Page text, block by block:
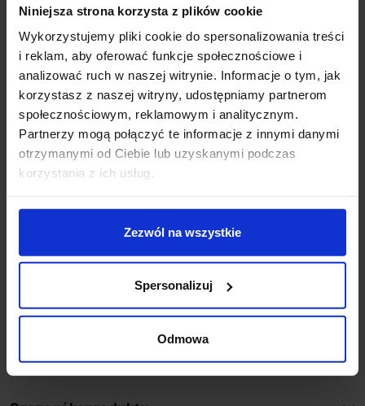
Niniejsza strona korzysta z plików cookie
Wykorzystujemy pliki cookie do spersonalizowania treści
i reklam, aby oferować funkcje społecznościowe i
analizować ruch w naszej witrynie. Informacje o tym, jak
korzystasz z naszej witryny, udostępniamy partnerom
społecznościowym, reklamowym i analitycznym.
Partnerzy mogą połączyć te informacje z innymi danymi
otrzymanymi od Ciebie lub uzyskanymi podczas
korzystania z ich usług.
Zezwól na wszystkie
Spersonalizuj
Odmowa
Kąt świecenia: 27°
Szerokość 7cm x 7cm
Wysokość 10,4cm
Klasa szczelności IP20
Zasilanie 230V
Materiał aluminium
Kolor biały, czarny, złoty, szary
Sposób montażu natynkowo
Producent: AQform
Dodatkowe informacje:
Zawiera wbudowany zasilacz
Produkt przygotowywany na indywidualne
zamówienie. Zgodnie z regulaminem sklepu, tego